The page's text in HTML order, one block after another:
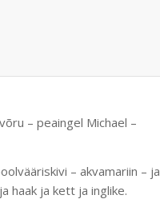
– peaingel Michael –
– akvamariin – ja
haak ja kett ja inglike.